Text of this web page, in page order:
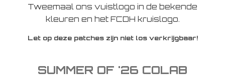
Tweemaal ons vuistlogo in de bekende
kleuren en het FCDH kruislogo.
Let op deze patches zijn niet los verkrijgbaar!
SUMMER OF '26 COLAB